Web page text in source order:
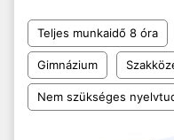
Teljes munkaidő 8 óra
Gimnázium
Nem szükséges